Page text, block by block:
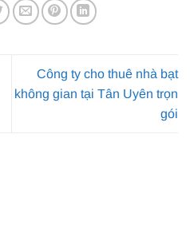
Công ty cho thuê nhà bạt
không gian tại Tân Uyên trọn
gói